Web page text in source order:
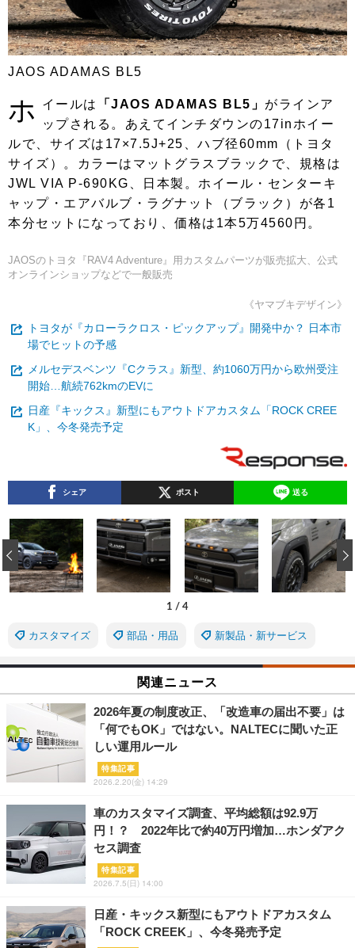
JAOS ADAMAS BL5
ホ イールは 「JAOS ADAMAS BL5」 がラインア
ップされる。あえてインチダウンの17inホイー
ルで、サイズは17×7.5J+25、ハブ径60mm（トヨタ
サイズ）。カラーはマットグラスブラックで、規格は
JWL VIA P-690KG、日本製。ホイール・センターキ
ャップ・エアバルブ・ラグナット（ブラック）が各1
本分セットになっており、価格は1本5万4560円。
JAOSのトヨタ『RAV4 Adventure』用カスタムパーツが販売拡大、公式
オンラインショップなどで一般販売
《ヤマブキデザイン》
トヨタが『カローラクロス・ピックアップ』開発中か？ 日本市
場でヒットの予感
メルセデスベンツ『Cクラス』新型、約1060万円から欧州受注
開始…航続762kmのEVに
日産『キックス』新型にもアウトドアカスタム「ROCK CREE
K」、今冬発売予定
シェア ポスト 送る
1 / 4
‹
カスタマイズ 部品・用品 新製品・新サービス
関連ニュース
2026年夏の制度改正、「改造車の届出不要」は
「何でもOK」ではない。NALTECに聞いた正
しい運用ルール
特集記事
2026.2.20(金) 14:29
車のカスタマイズ調査、平均総額は92.9万
円！？ 2022年比で約40万円増加…ホンダアク
セス調査
特集記事
2026.7.5(日) 14:00
日産・キックス新型にもアウトドアカスタム
「ROCK CREEK」、今冬発売予定